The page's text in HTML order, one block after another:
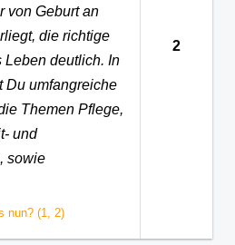
von Geburt an
die richtige
Leben deutlich. In
Du umfangreiche
Themen Pflege,
und
sowie
nun? (1, 2)
2